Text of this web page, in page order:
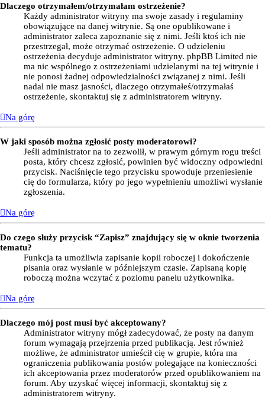
Dlaczego otrzymałem/otrzymałam ostrzeżenie?
Każdy administrator witryny ma swoje zasady i regulaminy
obowiązujące na danej witrynie. Są one opublikowane i
administrator zaleca zapoznanie się z nimi. Jeśli ktoś ich nie
przestrzegał, może otrzymać ostrzeżenie. O udzieleniu
ostrzeżenia decyduje administrator witryny. phpBB Limited nie
ma nic wspólnego z ostrzeżeniami udzielanymi na tej witrynie i
nie ponosi żadnej odpowiedzialności związanej z nimi. Jeśli
nadal nie masz jasności, dlaczego otrzymałeś/otrzymałaś
ostrzeżenie, skontaktuj się z administratorem witryny.
Na górę
W jaki sposób można zgłosić posty moderatorowi?
Jeśli administrator na to zezwolił, w prawym górnym rogu treści
posta, który chcesz zgłosić, powinien być widoczny odpowiedni
przycisk. Naciśnięcie tego przycisku spowoduje przeniesienie
cię do formularza, który po jego wypełnieniu umożliwi wysłanie
zgłoszenia.
Na górę
Do czego służy przycisk “Zapisz” znajdujący się w oknie tworzenia
tematu?
Funkcja ta umożliwia zapisanie kopii roboczej i dokończenie
pisania oraz wysłanie w późniejszym czasie. Zapisaną kopię
roboczą można wczytać z poziomu panelu użytkownika.
Na górę
Dlaczego mój post musi być akceptowany?
Administrator witryny mógł zadecydować, że posty na danym
forum wymagają przejrzenia przed publikacją. Jest również
możliwe, że administrator umieścił cię w grupie, która ma
ograniczenia publikowania postów polegające na konieczności
ich akceptowania przez moderatorów przed opublikowaniem na
forum. Aby uzyskać więcej informacji, skontaktuj się z
administratorem witryny.